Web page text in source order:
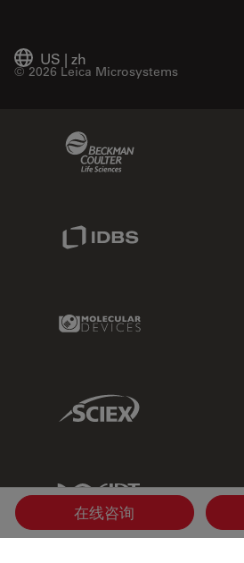
US | zh
© 2026 Leica Microsystems
Molecular Devices Link
Sciex Link
IDT Link
在线咨询